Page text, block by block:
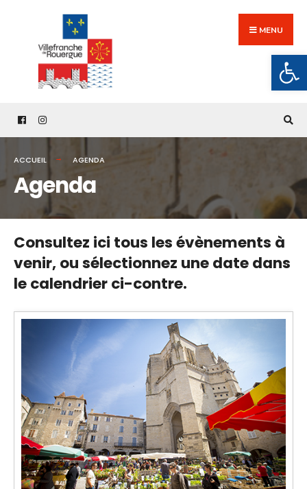
content
MENU
ACCUEIL AGENDA
Agenda
Consultez ici tous les évènements à
venir,ou sélectionnez une date dans
le calendrier ci-contre.